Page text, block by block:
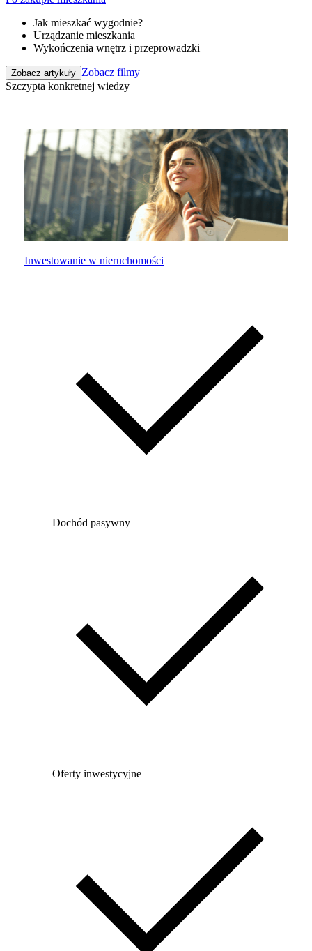
Jak mieszkać wygodnie?
Urządzanie mieszkania
Wykończenia wnętrz i przeprowadzki
Zobacz artykuły Zobacz filmy
Szczypta konkretnej wiedzy
Inwestowanie w nieruchomości
Dochód pasywny
Oferty inwestycyjne